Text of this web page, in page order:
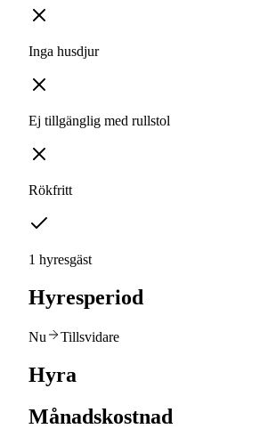
Inga husdjur
Ej tillgänglig med rullstol
Rökfritt
1 hyresgäst
Hyresperiod
Nu Tillsvidare
Hyra
Månadskostnad